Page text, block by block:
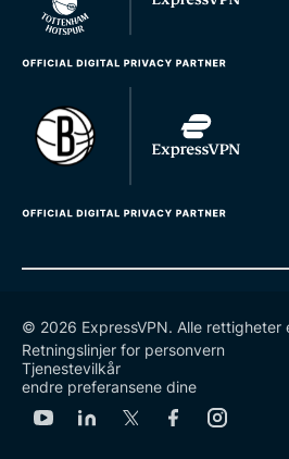
© 2026 ExpressVPN. Alle rettigheter
Retningslinjer for personvern
Tjenestevilkår
endre preferansene dine